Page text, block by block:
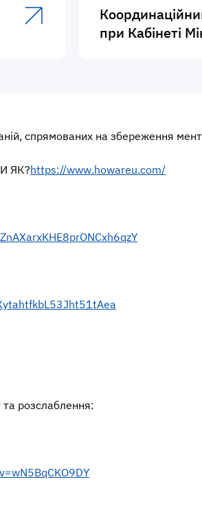
при Кабінеті
спрямованих на збереження
ЯК?https://www.howareu.com/
та розслаблення: